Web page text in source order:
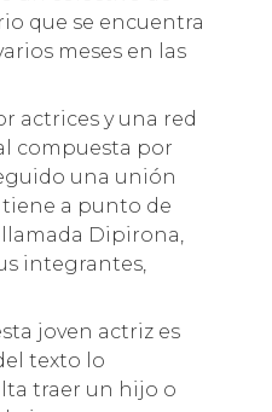
que se encuentra
meses en las
actrices y una red
compuesta por
una unión
tiene a punto de
Dipirona,
integrantes,
joven actriz es
texto lo
traer un hijo o